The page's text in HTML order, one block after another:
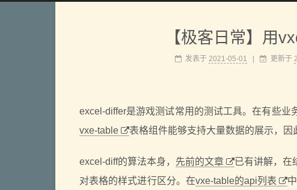
【极客日常】用
发表于 2021-05-01 更新于
excel-differ是游戏测试常用的测试工具。在有些
vxe-table
表格组件能够支持大量数据的展示，因
excel-diff的算法本身， 先前的文章
已有讲解，在
对表格的样式进行区分。在vxe-table的api列表